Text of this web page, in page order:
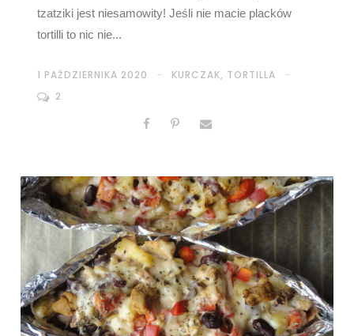
tzatziki jest niesamowity! Jeśli nie macie placków
tortilli to nic nie...
1 PAŹDZIERNIKA 2020 KURCZAK, TORTILLA
2